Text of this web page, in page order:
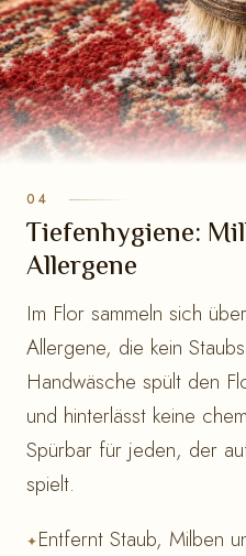
Tiefenhygiene:
Allergene
Im Flor sammeln sich
Allergene, die kein
Handwäsche spült den
und hinterlässt keine
Spürbar für jeden, der
spielt.
Entfernt Staub, Milben